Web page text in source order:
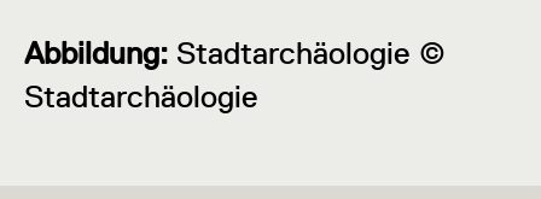
Abbildung: Stadtarchäologie ©
Stadtarchäologie